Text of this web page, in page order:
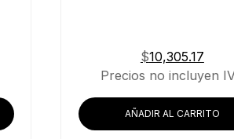
$10,305.17
Precios no incluyen
AÑADIR AL CARRITO